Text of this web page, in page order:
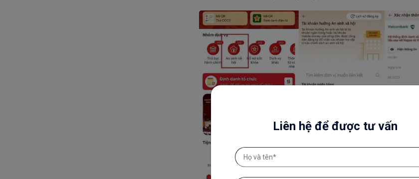
Liên hệ để được tư vấn